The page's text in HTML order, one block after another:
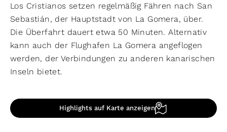
Los Cristianos setzen regelmäßig Fähren nach San
Sebastián, der Hauptstadt von La Gomera, über.
Die Überfahrt dauert etwa 50 Minuten. Alternativ
kann auch der Flughafen La Gomera angeflogen
werden, der Verbindungen zu anderen kanarischen
Inseln bietet.
Highlights auf Karte anzeigen